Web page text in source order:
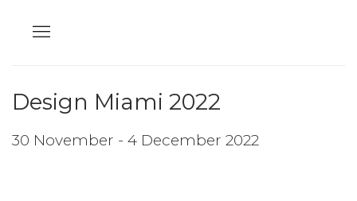
Design Miami 2022
30 November - 4 December 2022